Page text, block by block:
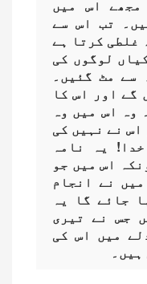
مجھے اس میں
تب اس سے
غلطی کرتا ہے
لوگوں کی
سے مٹ گئیں۔
گے اور اس کا
وہ اس میں وہ
نے نہیں کی
یہ نامہ
اس میں جو
نے انجام
جائے گا یہ
جس نے تیری
میں اس کی